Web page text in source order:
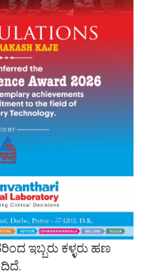
ಇಬ್ಬರು ಕಳ್ಳರು ಹಣ